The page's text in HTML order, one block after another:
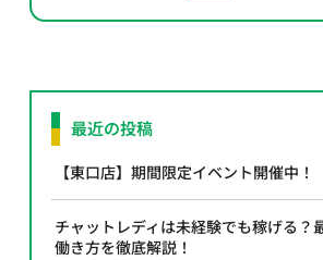
最近の投稿
【東口店】期間限定イベント開催中！
チャットレディは未経験でも稼げる？
働き方を徹底解説！